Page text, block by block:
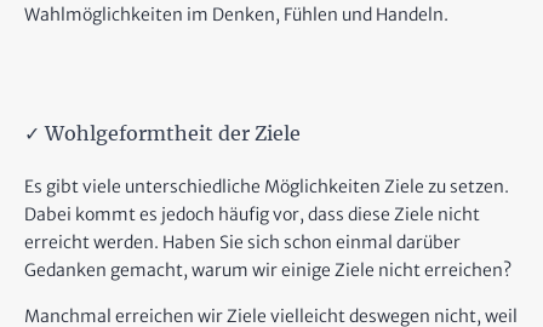
Wahlmöglichkeiten im Denken, Fühlen und Handeln.
✓ Wohlgeformtheit der Ziele
Es gibt viele unterschiedliche Möglichkeiten Ziele zu setzen.
Dabei kommt es jedoch häufig vor, dass diese Ziele nicht
erreicht werden. Haben Sie sich schon einmal darüber
Gedanken gemacht, warum wir einige Ziele nicht erreichen?
Manchmal erreichen wir Ziele vielleicht deswegen nicht, weil